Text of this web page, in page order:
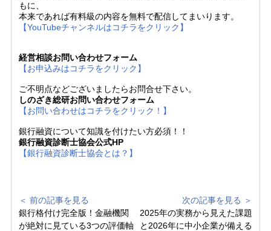
もに、
本来であれば有料級の内容を無料で配信してまいります。
【YouTubeチャンネルはコチラをクリック】
経営相談お問い合わせフォーム
【お申込みはコチラをクリック】
ご不明点などございましたらお問合せ下さい。
しのざき総研お問い合わせフォーム
【お問い合わせはコチラをクリック！】
銀行融資について知識を付けたい方必須！！
銀行融資診断士協会公式HP
【銀行融資診断士協会とは？】
＜ 前の記事を見る
銀行格付け完全版！金融機関
が絶対に見ている3つの評価軸
次の記事を見る ＞
2025年の実務から見えた課題
と2026年に中小企業が備える